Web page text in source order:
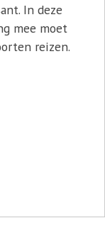
In deze
mee moet
reizen.